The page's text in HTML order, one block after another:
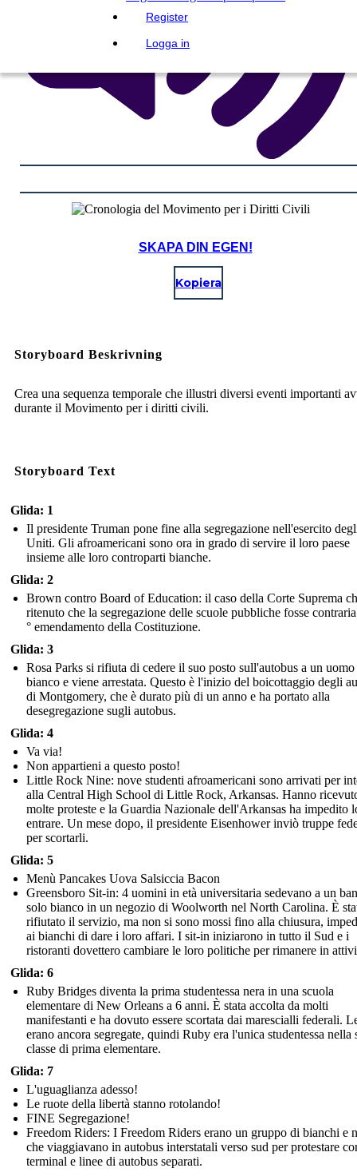
Register
Logga in
SKAPA DIN EGEN!
Kopiera
Storyboard Beskrivning
Crea una sequenza temporale che illustri diversi eventi importanti
durante il Movimento per i diritti civili.
Storyboard Text
Glida: 1
Il presidente Truman pone fine alla segregazione nell'esercito
Uniti. Gli afroamericani sono ora in grado di servire il loro paese
insieme alle loro controparti bianche.
Glida: 2
Brown contro Board of Education: il caso della Corte Suprema
ritenuto che la segregazione delle scuole pubbliche fosse
° emendamento della Costituzione.
Glida: 3
Rosa Parks si rifiuta di cedere il suo posto sull'autobus a un uomo
bianco e viene arrestata. Questo è l'inizio del boicottaggio degli
di Montgomery, che è durato più di un anno e ha portato alla
desegregazione sugli autobus.
Glida: 4
Va via!
Non appartieni a questo posto!
Little Rock Nine: nove studenti afroamericani sono arrivati per
alla Central High School di Little Rock, Arkansas. Hanno
molte proteste e la Guardia Nazionale dell'Arkansas ha impedito
entrare. Un mese dopo, il presidente Eisenhower inviò truppe
per scortarli.
Glida: 5
Menù Pancakes Uova Salsiccia Bacon
Greensboro Sit-in: 4 uomini in età universitaria sedevano a un
solo bianco in un negozio di Woolworth nel North Carolina. È
rifiutato il servizio, ma non si sono mossi fino alla chiusura,
ai bianchi di dare i loro affari. I sit-in iniziarono in tutto il Sud e i
ristoranti dovettero cambiare le loro politiche per rimanere in
Glida: 6
Ruby Bridges diventa la prima studentessa nera in una scuola
elementare di New Orleans a 6 anni. È stata accolta da molti
manifestanti e ha dovuto essere scortata dai marescialli federali.
erano ancora segregate, quindi Ruby era l'unica studentessa nella
classe di prima elementare.
Glida: 7
L'uguaglianza adesso!
Le ruote della libertà stanno rotolando!
FINE Segregazione!
Freedom Riders: I Freedom Riders erano un gruppo di bianchi e
che viaggiavano in autobus interstatali verso sud per protestare
terminal e linee di autobus separati.